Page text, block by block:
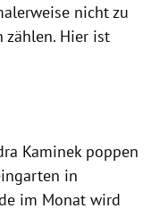
nicht zu
zählen. Hier ist
Kaminekpoppen
in
im Monat wird